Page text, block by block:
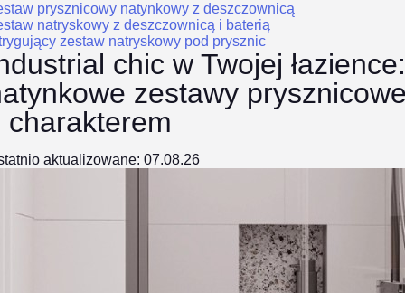
prysznicowy natynkowy z deszczownicą
natryskowy z deszczownicą i baterią
zestaw natryskowy pod prysznic
chic w Twojej łazience:
zestawy
charakterem
aktualizowane: 07.08.26